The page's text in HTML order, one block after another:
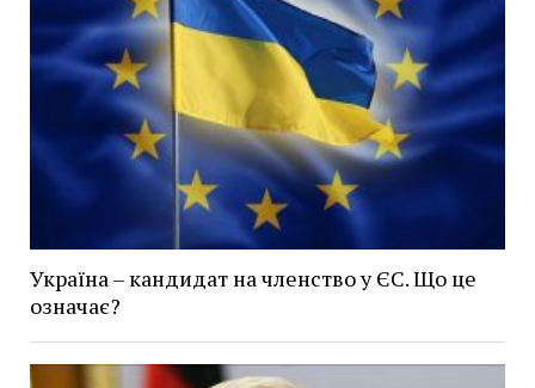
Україна – кандидат на членство у ЄС. Що це
означає?